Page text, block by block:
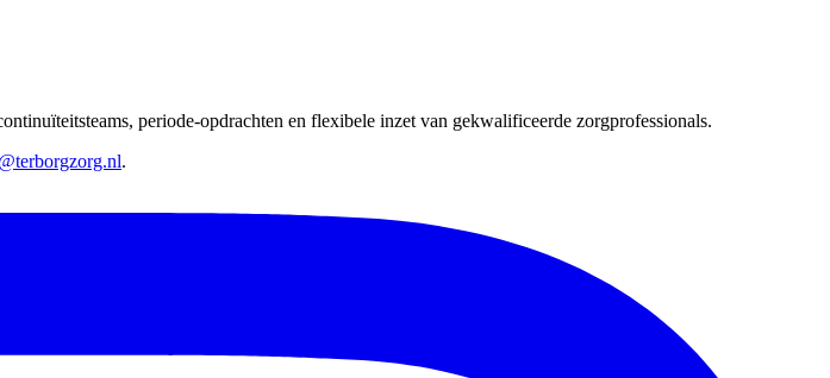
periode-opdrachten en flexibele inzet van gekwalificeerde zorgprofessionals.
.